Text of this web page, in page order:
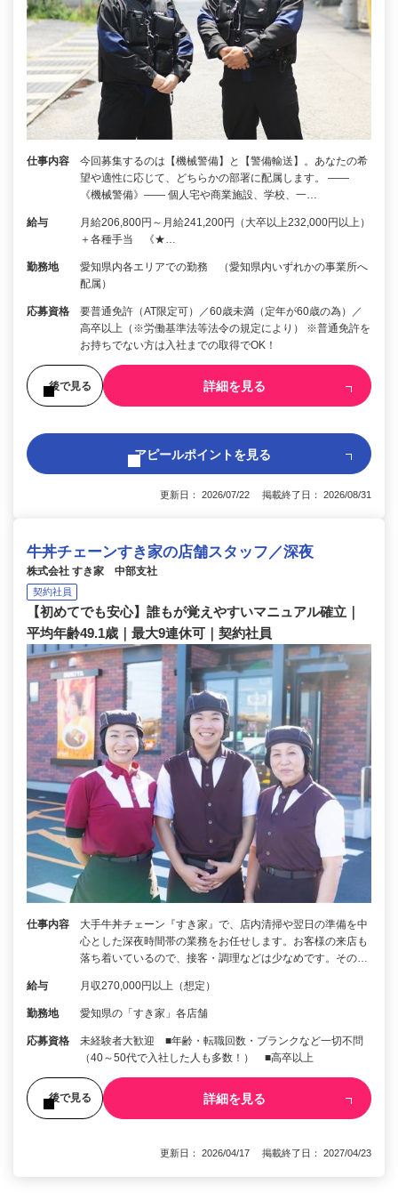
仕事内容
今回募集するのは【機械警備】と【警備輸送】。あなたの希
望や適性に応じて、どちらかの部署に配属します。 ――
《機械警備》―― 個人宅や商業施設、学校、一…
給与
月給206,800円～月給241,200円（大卒以上232,000円以上）
＋各種手当 《★…
勤務地
愛知県内各エリアでの勤務 （愛知県内いずれかの事業所へ
配属）
応募資格
要普通免許（AT限定可）／60歳未満（定年が60歳の為）／
高卒以上（※労働基準法等法令の規定により） ※普通免許を
お持ちでない方は入社までの取得でOK！
後で見る 詳細を見る
アピールポイントを見る
更新日： 2026/07/22 掲載終了日： 2026/08/31
牛丼チェーンすき家の店舗スタッフ／深夜
株式会社 すき家 中部支社
契約社員
【初めてでも安心】誰もが覚えやすいマニュアル確立｜
平均年齢49.1歳｜最大9連休可｜契約社員
仕事内容
大手牛丼チェーン『すき家』で、店内清掃や翌日の準備を中
心とした深夜時間帯の業務をお任せします。お客様の来店も
落ち着いているので、接客・調理などは少なめです。その…
給与 月収270,000円以上（想定）
勤務地 愛知県の「すき家」各店舗
応募資格
未経験者大歓迎 ■年齢・転職回数・ブランクなど一切不問
（40～50代で入社した人も多数！） ■高卒以上
後で見る 詳細を見る
更新日： 2026/04/17 掲載終了日： 2027/04/23